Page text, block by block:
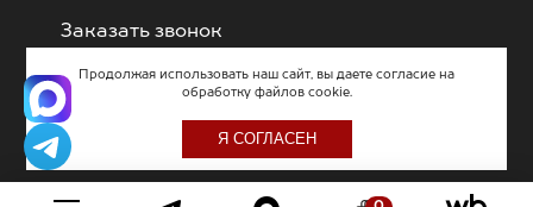
Заказать звонок
2011– 2026
«Кибермеханика» - разработка и поддержка сайтов
Продолжая использовать наш сайт, вы даете согласие на
обработку файлов cookie.
Я СОГЛАСЕН